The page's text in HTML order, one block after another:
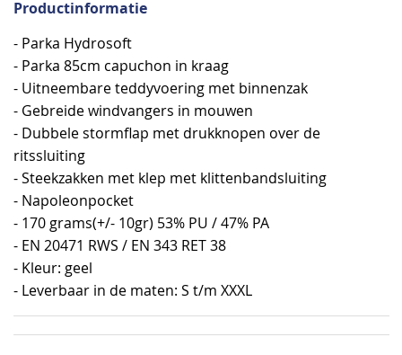
Productinformatie
- Parka Hydrosoft
- Parka 85cm capuchon in kraag
- Uitneembare teddyvoering met binnenzak
- Gebreide windvangers in mouwen
- Dubbele stormflap met drukknopen over de
ritssluiting
- Steekzakken met klep met klittenbandsluiting
- Napoleonpocket
- 170 grams(+/- 10gr) 53% PU / 47% PA
- EN 20471 RWS / EN 343 RET 38
- Kleur: geel
- Leverbaar in de maten: S t/m XXXL